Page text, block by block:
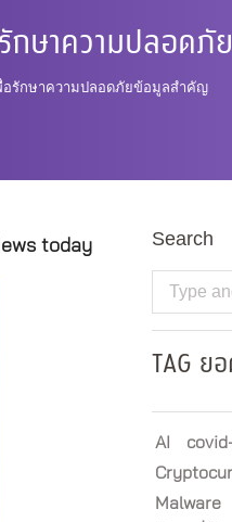
กษาความปลอด
พื่อรักษาความปลอดภัยข้อมูลสำคัญ
today Search
Search:
TAG ย
AI
Malware